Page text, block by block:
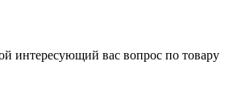
интересующий вас вопрос по товару